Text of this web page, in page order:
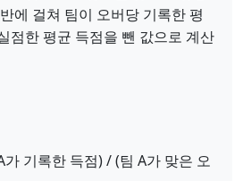
에 걸쳐 팀이 오버당 기록한 평
점한 평균 득점을 뺀 값으로 계산
가 기록한 득점) / (팀 A가 맞은 오